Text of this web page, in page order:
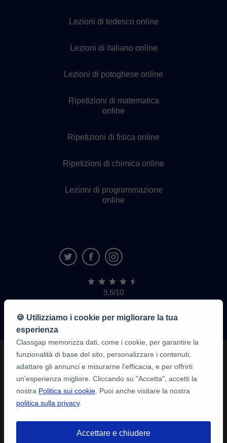
Lezioni di tedesco online
Lezioni di italiano online
Lezioni di potoghese online
Ripetizioni di matematica
online
Ripetizioni di fisica online
Ripetizioni di chimica online
Lezioni di programmazione
online
9,6/10
1.339.284
recensioni
di
alunni
🍪 Utilizziamo i cookie per migliorare la tua
esperienza
Classgap memorizza dati, come i cookie, per garantire la
funzionalità di base del sito, personalizzare i contenuti,
adattare gli annunci e misurarne l'efficacia, e per offrirti
un'esperienza migliore. Cliccando su "Accetta", accetti la
nostra Politica sui cookie . Puoi anche visitare la nostra
politica sulla privacy.
Accettare e chiudere